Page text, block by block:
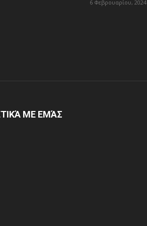
6 Φεβρουαρίου, 2024
ΜΕ ΕΜΆΣ